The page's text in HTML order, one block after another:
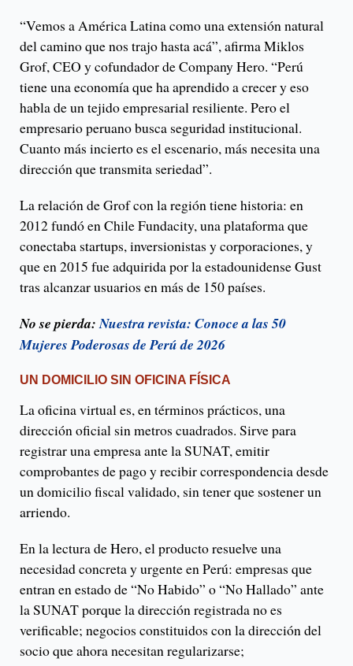
“Vemos a América Latina como una extensión natural
del camino que nos trajo hasta acá”, afirma Miklos
Grof, CEO y cofundador de Company Hero. “Perú
tiene una economía que ha aprendido a crecer y eso
habla de un tejido empresarial resiliente. Pero el
empresario peruano busca seguridad institucional.
Cuanto más incierto es el escenario, más necesita una
dirección que transmita seriedad”.
La relación de Grof con la región tiene historia: en
2012 fundó en Chile Fundacity, una plataforma que
conectaba startups, inversionistas y corporaciones, y
que en 2015 fue adquirida por la estadounidense Gust
tras alcanzar usuarios en más de 150 países.
No se pierda:Nuestra revista: Conoce a las 50
Mujeres Poderosas de Perú de 2026
UN DOMICILIO SIN OFICINA FÍSICA
La oficina virtual es, en términos prácticos, una
dirección oficial sin metros cuadrados. Sirve para
registrar una empresa ante la SUNAT, emitir
comprobantes de pago y recibir correspondencia desde
un domicilio fiscal validado, sin tener que sostener un
arriendo.
En la lectura de Hero, el producto resuelve una
necesidad concreta y urgente en Perú: empresas que
entran en estado de “No Habido” o “No Hallado” ante
la SUNAT porque la dirección registrada no es
verificable; negocios constituidos con la dirección del
socio que ahora necesitan regularizarse;